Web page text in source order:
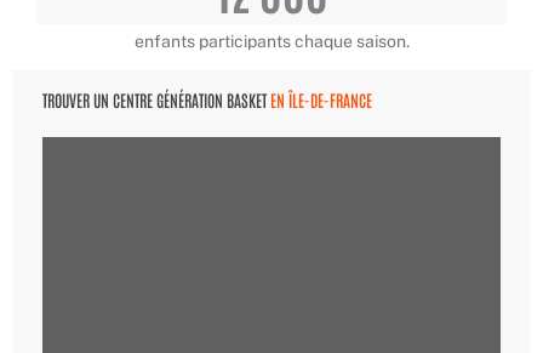
enfants participants chaque saison.
TROUVER UN CENTRE GÉNÉRATION BASKETEN ÎLE-DE-FRANCE